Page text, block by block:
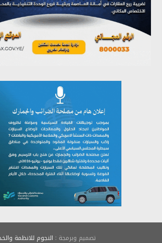
تستمعون لبرنامج (خبر وعلم)
يوليو 26, 2026
تصميم وبرمجة : النجوم للانظمة